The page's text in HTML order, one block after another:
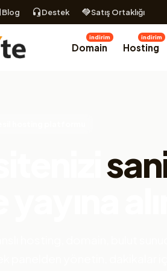
Blog Destek Satış Ortaklığı
Domain
indirim
Hosting
indirim
yayına